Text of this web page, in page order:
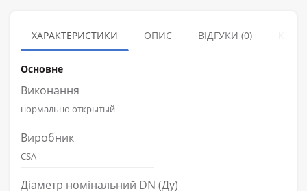
ХАРАКТЕРИСТИКИ ОПИС ВІДГУКИ (0)
Основне
Виконання
нормально открытый
Виробник
CSA
Діаметр номінальний DN (Ду)